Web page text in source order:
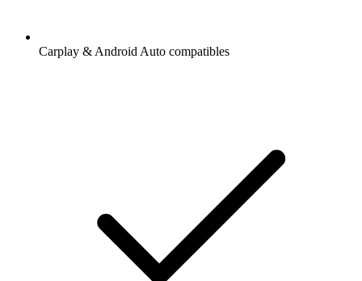
Carplay & Android Auto compatibles